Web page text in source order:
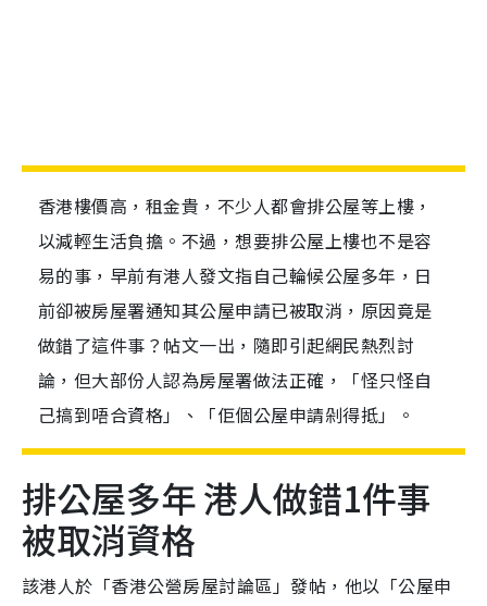
香港樓價高，租金貴，不少人都會排公屋等上樓，
以減輕生活負擔。不過，想要排公屋上樓也不是容
易的事，早前有港人發文指自己輪候公屋多年，日
前卻被房屋署通知其公屋申請已被取消，原因竟是
做錯了這件事？帖文一出，隨即引起網民熱烈討
論，但大部份人認為房屋署做法正確，「怪只怪自
己搞到唔合資格」、「佢個公屋申請剁得抵」。
排公屋多年 港人做錯1件事
被取消資格
該港人於「香港公營房屋討論區」發帖，他以「公屋申